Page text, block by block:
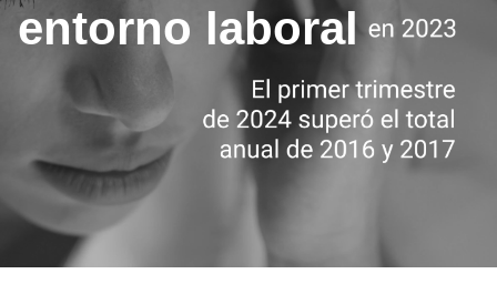
entorno laboral